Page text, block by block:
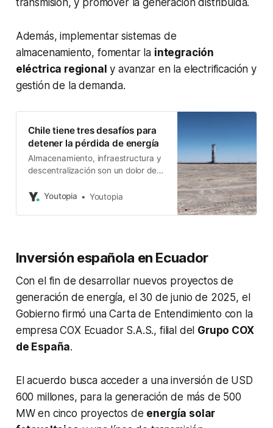
transmisión, y promover la generación distribuida.
Además, implementar sistemas de
almacenamiento, fomentar la integración
eléctrica regional y avanzar en la electrificación y
gestión de la demanda.
Chile tiene tres desafíos para
detener la pérdida de energía
Almacenamiento, infraestructura y
descentralización son un dolor de
2024 supera en 148% la de años
Youtopia Youtopia
Inversión española en Ecuador
Con el fin de desarrollar nuevos proyectos de
generación de energía, el 30 de junio de 2025, el
Gobierno firmó una Carta de Entendimiento con la
empresa COX Ecuador S.A.S., filial del Grupo COX
de España.
El acuerdo busca acceder a una inversión de USD
600 millones, para la generación de más de 500
MW en cinco proyectos de energía solar